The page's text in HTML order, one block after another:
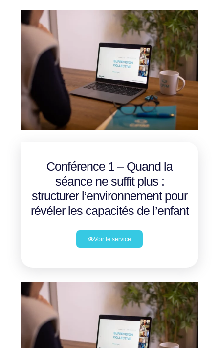
Conférence 1 – Quand la
séance ne suffit plus :
structurer l’environnement pour
révéler les capacités de l’enfant
Voir le service